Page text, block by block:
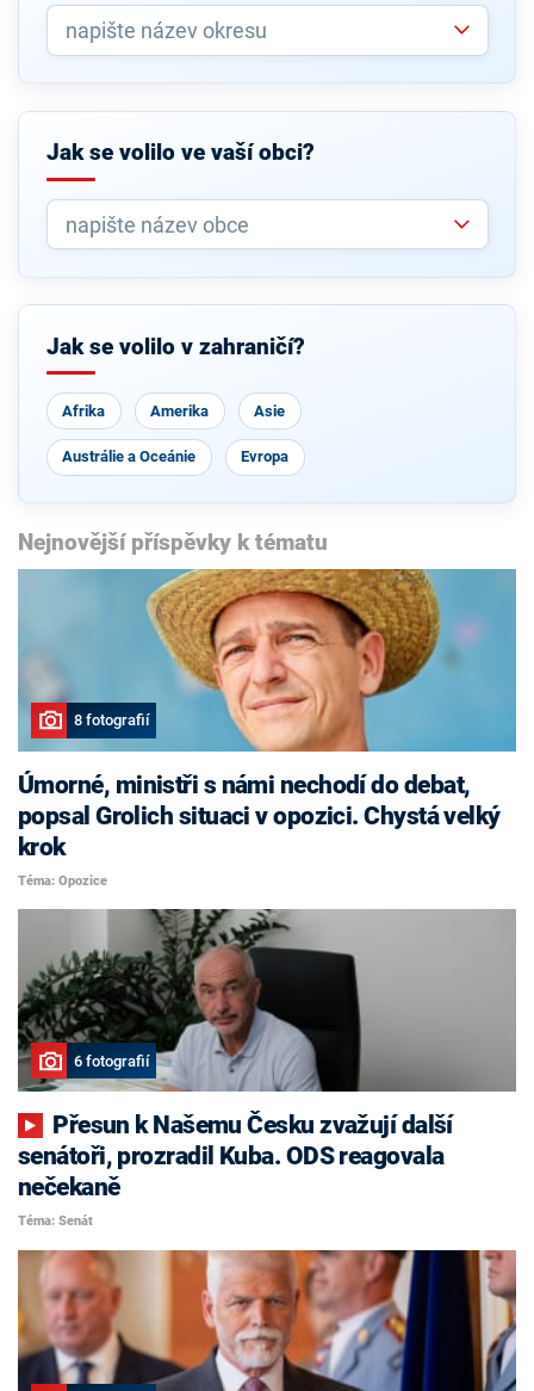
Jak se volilo ve vaší obci?
Jak se volilo v zahraničí?
Afrika Amerika Asie
Austrálie a Oceánie Evropa
Nejnovější příspěvky k tématu
8 fotografií
Úmorné, ministři s námi nechodí do debat,
popsal Grolich situaci v opozici. Chystá velký
krok
Téma: Opozice
6 fotografií
senátoři, prozradil Kuba. ODS reagovala
nečekaně
Téma: Senát